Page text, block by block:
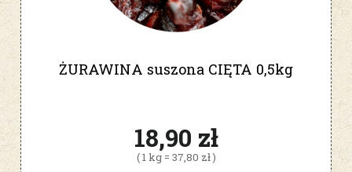
ŻURAWINA suszona CIĘTA 0,5kg
18,90 zł
( 1 kg = 37,80 zł )